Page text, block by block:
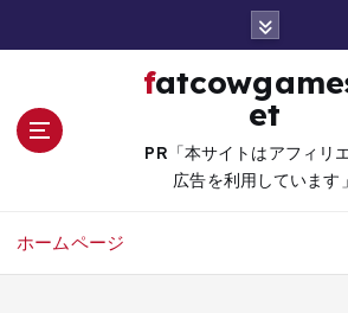
fatcowgames.n
et
PR「本サイトはアフィリ
広告を利用しています」
ホームページ